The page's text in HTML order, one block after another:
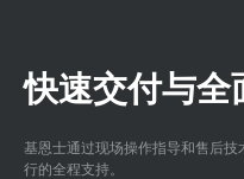
快速交付与全
基恩士通过现场操作指导和售后
行的全程支持。